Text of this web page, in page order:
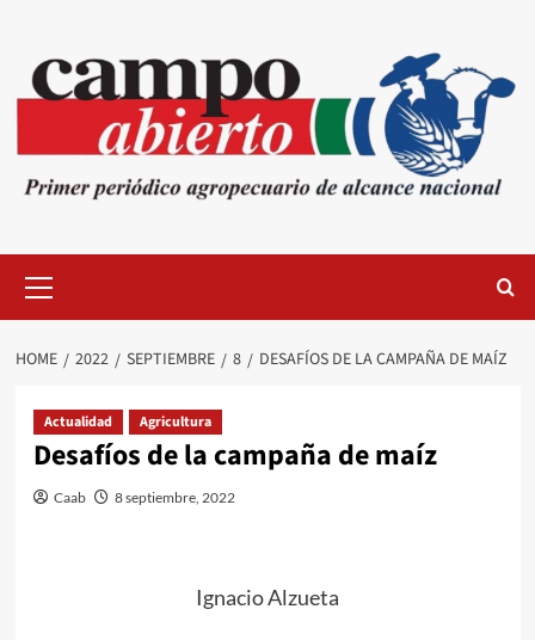
content
Menu
HOME 2022 SEPTIEMBRE 8 DESAFÍOS DE LA CAMPAÑA DE MAÍZ
Actualidad Agricultura
Desafíos de la campaña de maíz
Caab 8 septiembre, 2022
Ignacio Alzueta